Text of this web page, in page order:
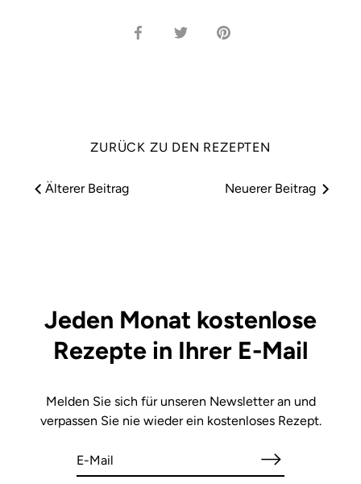
Auf
Anheften
ZURÜCK ZU DEN REZEPTEN
Älterer Beitrag Neuerer Beitrag
Jeden Monat kostenlose
Rezepte in Ihrer E-Mail
Melden Sie sich für unseren Newsletter an und
verpassen Sie nie wieder ein kostenloses Rezept.